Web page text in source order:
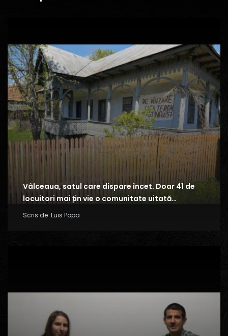
Vâlceaua, satul care dispare încet. Doar 41 de
locuitori mai țin vie o comunitate uitată…
Scris de Luis Popa